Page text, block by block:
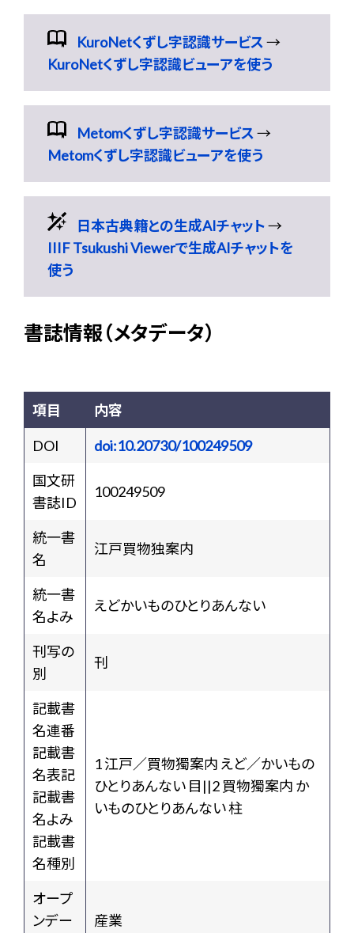
KuroNetくずし字認識サービス→
KuroNetくずし字認識ビューアを使う
Metomくずし字認識サービス→
Metomくずし字認識ビューアを使う
日本古典籍との生成AIチャット→
IIIF Tsukushi Viewerで生成AIチャットを
使う
書誌情報（メタデータ）
項目 内容
DOI
doi:10.20730/100249509
国文研
書誌ID
100249509
統一書
名
江戸買物独案内
統一書
名よみ
えどかいものひとりあんない
刊写の
別
刊
記載書
名連番
記載書
名表記
記載書
名よみ
記載書
名種別
1 江戸／買物獨案内 えど／かいもの
ひとりあんない 目||2 買物獨案内 か
いものひとりあんない 柱
オープ
ンデー
産業